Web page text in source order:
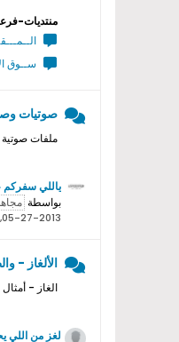
منتديات-
ســوق
صوتيات
ملفات
ياللي سفركم
بواسطة
05-27-2013, 03:31 AM
الألغاز -
الغاز -
لغز من اللي